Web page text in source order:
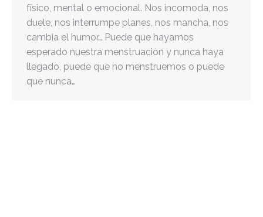
físico, mental o emocional. Nos incomoda, nos
duele, nos interrumpe planes, nos mancha, nos
cambia el humor… Puede que hayamos
esperado nuestra menstruación y nunca haya
llegado, puede que no menstruemos o puede
que nunca…